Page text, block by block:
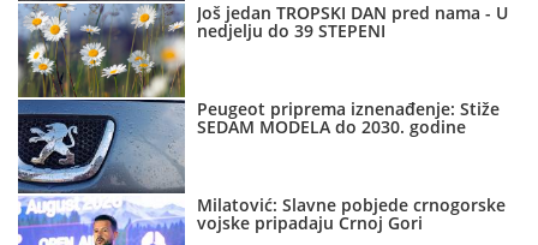
Još jedan TROPSKI DAN pred nama - U
nedjelju do 39 STEPENI
Peugeot priprema iznenađenje: Stiže
SEDAM MODELA do 2030. godine
Milatović: Slavne pobjede crnogorske
vojske pripadaju Crnoj Gori